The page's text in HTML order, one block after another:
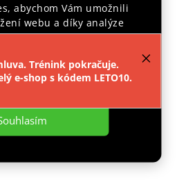
abychom Vám umožnili
webu a díky analýze
zlepšovali jeho funkce,
Nastavení
Trénink pokračuje.
e-shop s kódem LETO10.